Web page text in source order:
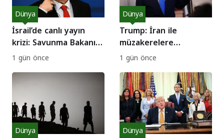
İsrail’de canlı yayın
krizi: Savunma Bakanı
komutanı kovdu
Dünya
1 gün önce
Trump: İran ile
müzakerelere
başlayacağız
Dünya
1 gün önce
Dünya Dünya